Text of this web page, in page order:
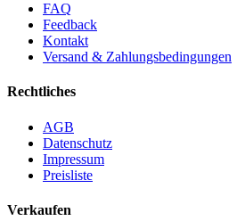
FAQ
Feedback
Kontakt
Versand & Zahlungsbedingungen
Rechtliches
AGB
Datenschutz
Impressum
Preisliste
Verkaufen